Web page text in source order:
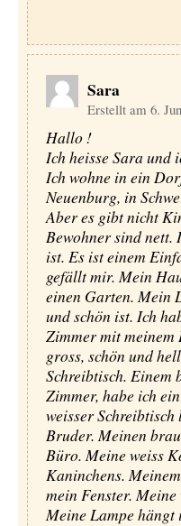
Sara
Erstellt am 6.
Hallo !
Ich heisse Sara und
Ich wohne in ein
Neuenburg, in
Aber es gibt nicht
Bewohner sind nett.
ist. Es ist einem
gefällt mir. Mein
einen Garten. Mein
und schön ist. Ich
Zimmer mit
gross, schön und
Schreibtisch. Einem
Zimmer, habe ich
weisser
Bruder. Meinen
Büro. Meine weiss
Kaninchens.
mein Fenster.
Meine Lampe hängt